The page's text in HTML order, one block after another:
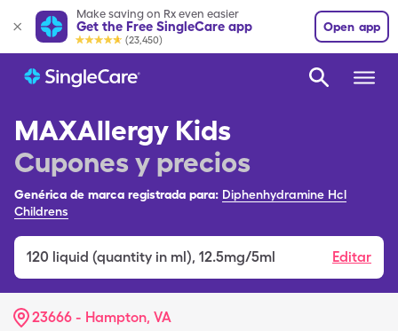
Make saving on Rx even easier
Get the Free SingleCare app
(23,450)
Open app
MAXAllergy Kids
Cupones y precios
Genérica de marca registrada para: Diphenhydramine Hcl
Childrens
120 liquid (quantity in ml), 12.5mg/5ml Editar
23666 - Hampton, VA